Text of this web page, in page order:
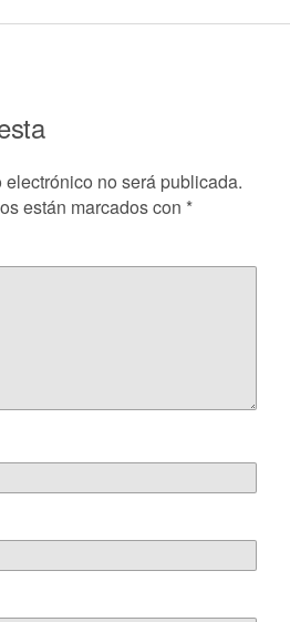
no será publicada.
están marcados con *